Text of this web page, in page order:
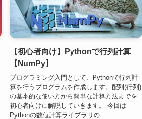
【初心者向け】Pythonで行列計算
【NumPy】
プログラミング入門として、Pythonで行列計
算を行うプログラムを作成します。配列(行列)
の基本的な使い方から簡単な計算方法までを
初心者向けに解説していきます。 今回は
Pythonの数値計算ライブラリの